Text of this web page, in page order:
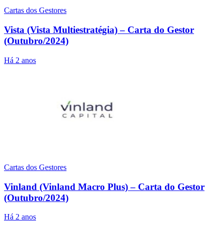
Cartas dos Gestores
Vista (Vista Multiestratégia) – Carta do Gestor
(Outubro/2024)
Há 2 anos
Cartas dos Gestores
Vinland (Vinland Macro Plus) – Carta do Gestor
(Outubro/2024)
Há 2 anos